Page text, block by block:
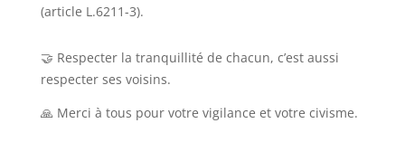
(article L.6211-3).
🤝 Respecter la tranquillité de chacun, c’est aussi
respecter ses voisins.
🙏 Merci à tous pour votre vigilance et votre civisme.